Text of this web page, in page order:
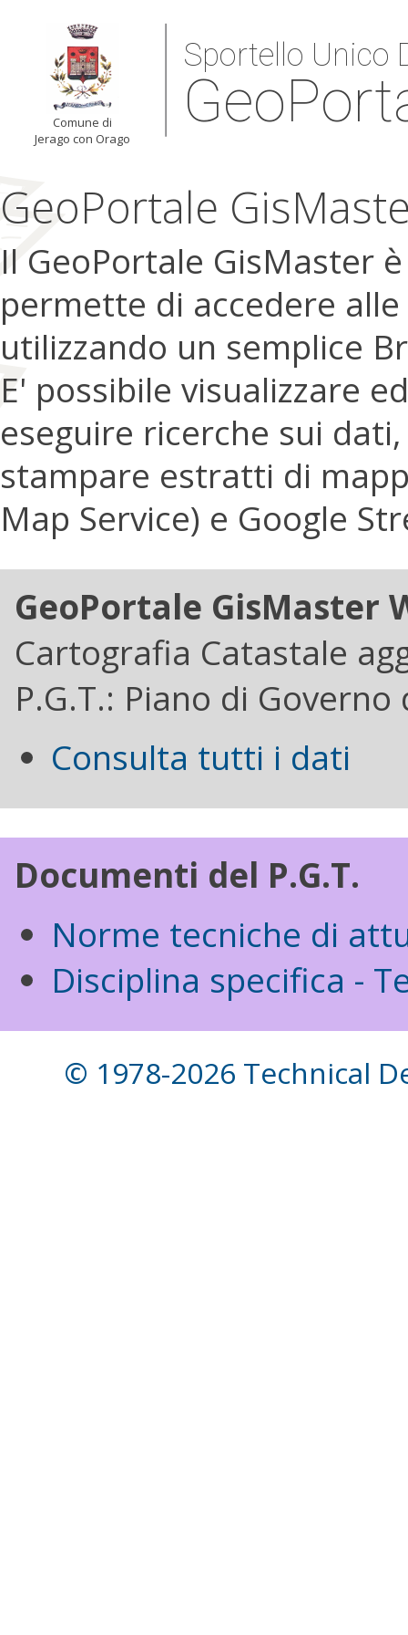
Comune di
Jerago con Orago
Sportello Unico
GeoPortale
Il GeoPortale GisMaster
permette di accedere
utilizzando un semplice
E' possibile visualizzare
eseguire ricerche sui
stampare estratti di
Map Service) e Google
GeoPortale GisMaster
Cartografia Catastale
P.G.T.: Piano di
Consulta tutti i dati
Documenti del P.G.T.
Norme tecniche di
Disciplina specifica -
© 1978-2026 Technical